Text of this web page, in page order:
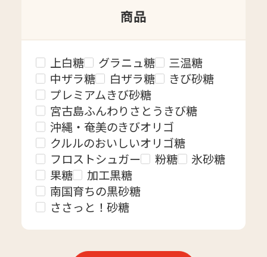
商品
上白糖 グラニュ糖
三温糖
中ザラ糖
白ザラ糖
きび砂糖
プレミアムきび砂糖
宮古島ふんわりさとうきび糖
沖縄・奄美のきびオリゴ
クルルのおいしいオリゴ糖
フロストシュガー
粉糖
氷砂糖
果糖
加工黒糖
南国育ちの黒砂糖
ささっと！砂糖